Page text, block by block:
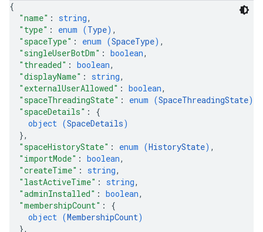
{
"name" : string,
"type" : enum (Type) ,
"spaceType" : enum (SpaceType) ,
"singleUserBotDm" : boolean,
"threaded" : boolean,
"displayName" : string,
"externalUserAllowed" : boolean,
"spaceThreadingState" : enum (SpaceThreadingState)
"spaceDetails" : {
object (SpaceDetails)
},
"spaceHistoryState" : enum (HistoryState) ,
"importMode" : boolean,
"createTime" : string,
"lastActiveTime" : string,
"adminInstalled" : boolean,
"membershipCount" : {
object (MembershipCount)
},